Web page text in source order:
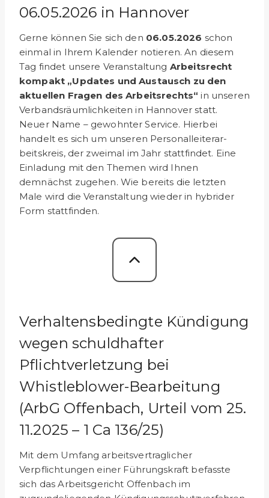
06.05.2026 in Hannover
Gerne können Sie sich den 06.05.2026 schon
einmal in Ihrem Kalender notieren. An diesem
Tag findet unsere Veranstaltung Arbeitsrecht
kompakt „Updates und Austausch zu den
aktuellen Fragen des Arbeitsrechts“ in unseren
Verbands­räumlichkeiten in Hannover statt.
Neuer Name – gewohnter Service. Hierbei
handelt es sich um unseren Personalleiterar­
beitskreis, der zweimal im Jahr stattfindet. Eine
Einladung mit den Themen wird Ihnen
demnächst zugehen. Wie bereits die letzten
Male wird die Veranstaltung wieder in hybrider
Form stattfinden.
Verhaltensbedingte Kündigung
wegen schuldhafter
Pflichtverletzung bei
Whistleblower-Bearbeitung
(ArbG Offenbach, Urteil vom 25.
11.2025 – 1 Ca 136/25)
Mit dem Umfang arbeitsvertraglicher
Verpflichtungen einer Führungskraft befasste
sich das Arbeitsgericht Offenbach im